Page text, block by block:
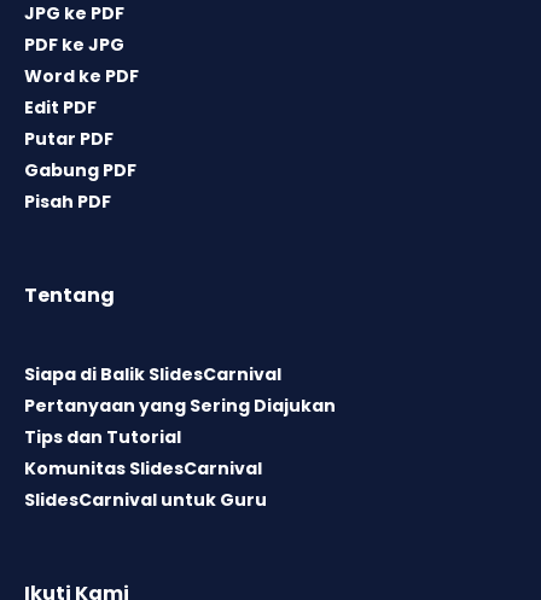
JPG ke PDF
PDF ke JPG
Word ke PDF
Edit PDF
Putar PDF
Gabung PDF
Pisah PDF
Tentang
Siapa di Balik SlidesCarnival
Pertanyaan yang Sering Diajukan
Tips dan Tutorial
Komunitas SlidesCarnival
SlidesCarnival untuk Guru
Ikuti Kami